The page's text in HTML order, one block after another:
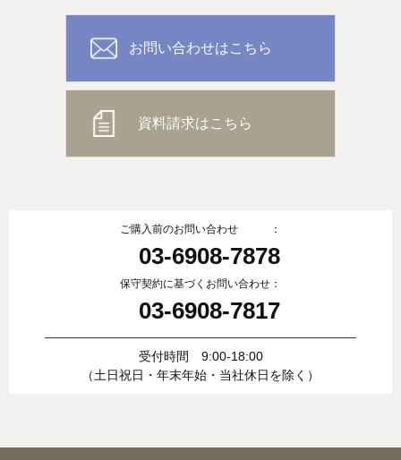
お問い合わせはこちら
資料請求はこちら
ご購入前のお問い合わせ ：
03-6908-7878
保守契約に基づくお問い合わせ：
03-6908-7817
受付時間 9:00-18:00
（土日祝日・年末年始・当社休日を除く）